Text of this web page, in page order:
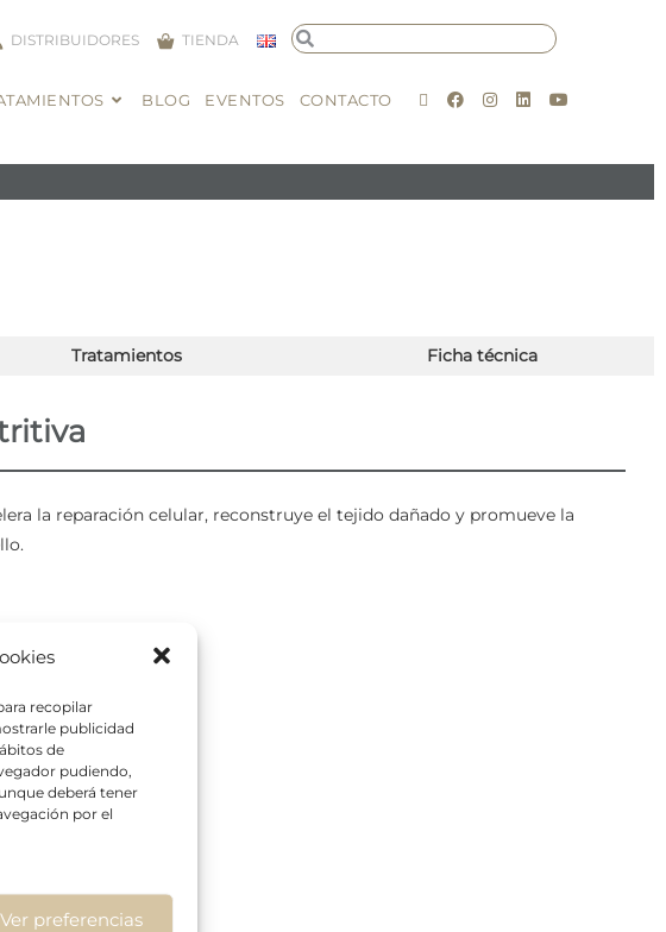
recopilar
publicidad
de
pudiendo,
deberá tener
por el
Ver preferencias
DISTRIBUIDORES TIENDA
BLOG EVENTOS CONTACTO
Tratamientos Ficha técnica
la reparación celular, reconstruye el tejido dañado y promueve la
estrato córneo.
de la piel.